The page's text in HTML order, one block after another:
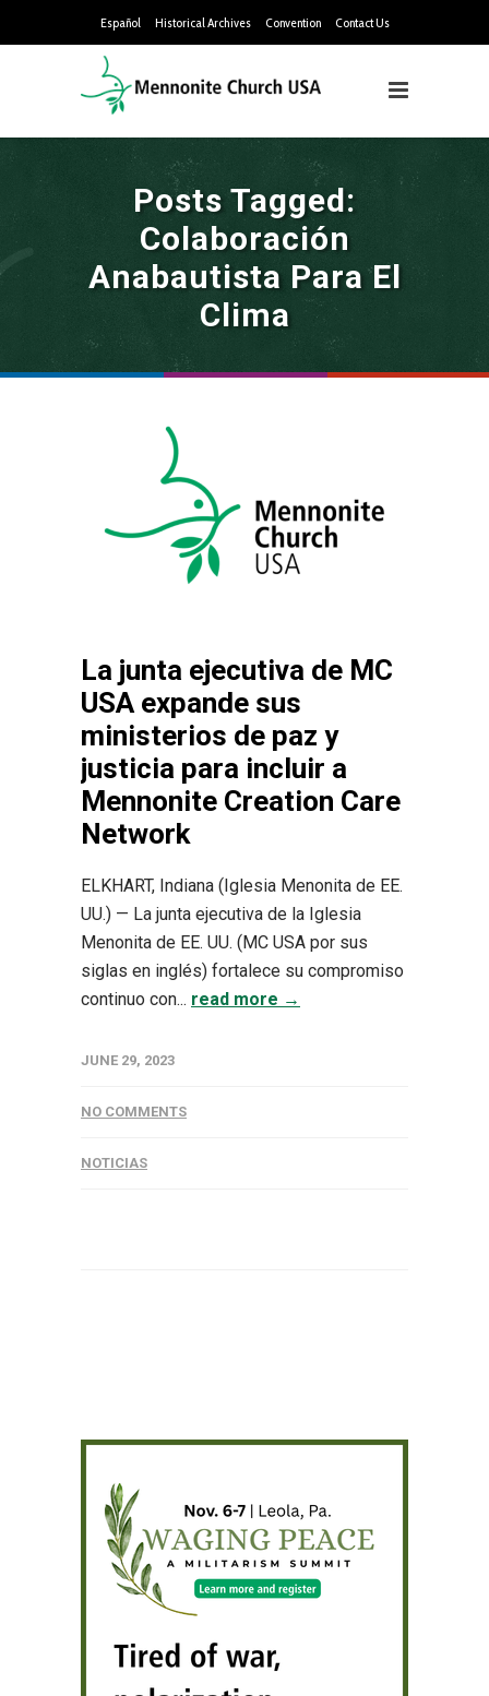
Español Historical Archives Convention Contact Us
Posts Tagged:
Colaboración
Anabautista Para El
Clima
La junta ejecutiva de MC
USA expande sus
ministerios de paz y
justicia para incluir a
Mennonite Creation Care
Network
ELKHART, Indiana (Iglesia Menonita de EE.
UU.) — La junta ejecutiva de la Iglesia
Menonita de EE. UU. (MC USA por sus
siglas en inglés) fortalece su compromiso
continuo con... read more →
JUNE 29, 2023
NO COMMENTS
NOTICIAS